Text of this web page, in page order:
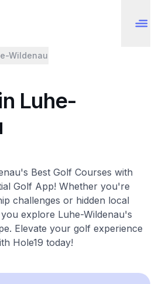
Wildenau
Luhe-
Best Golf Courses with
Golf App! Whether you're
challenges or hidden local
explore Luhe-Wildenau's
Elevate your golf experience
Hole19 today!